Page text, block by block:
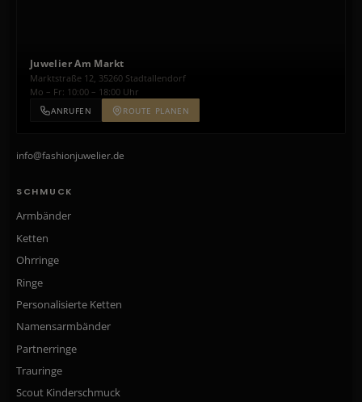
Juwelier Am Markt
Marktstraße 12, 35260 Stadtallendorf
Mo – Fr: 10:00 – 18:00 Uhr
ANRUFEN ROUTE PLANEN
info@fashionjuwelier.de
SCHMUCK
Armbänder
Ketten
Ohrringe
Ringe
Personalisierte Ketten
Namensarmbänder
Partnerringe
Trauringe
Scout Kinderschmuck